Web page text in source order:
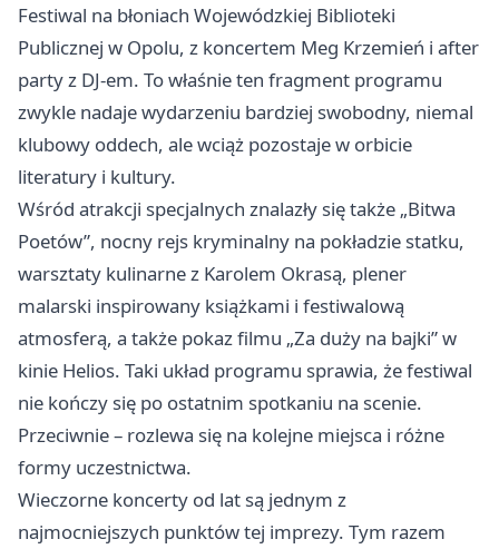
Festiwal na błoniach Wojewódzkiej Biblioteki
Publicznej w Opolu, z koncertem Meg Krzemień i after
party z DJ-em. To właśnie ten fragment programu
zwykle nadaje wydarzeniu bardziej swobodny, niemal
klubowy oddech, ale wciąż pozostaje w orbicie
literatury i kultury.
Wśród atrakcji specjalnych znalazły się także „Bitwa
Poetów”, nocny rejs kryminalny na pokładzie statku,
warsztaty kulinarne z Karolem Okrasą, plener
malarski inspirowany książkami i festiwalową
atmosferą, a także pokaz filmu „Za duży na bajki” w
kinie Helios. Taki układ programu sprawia, że festiwal
nie kończy się po ostatnim spotkaniu na scenie.
Przeciwnie – rozlewa się na kolejne miejsca i różne
formy uczestnictwa.
Wieczorne koncerty od lat są jednym z
najmocniejszych punktów tej imprezy. Tym razem